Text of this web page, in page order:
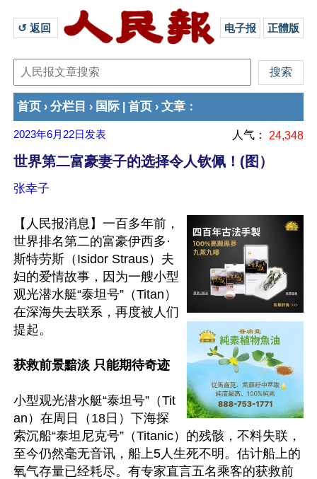
↺ 返回 电子报 正體版
首页 › 分栏目 › 国际 首页 › 文章 ：
2023年6月22日 发表 人气： 24,348
世界第二富豪妻子的选择令人钦佩！(图）
张幸子
【人民报消息】一百多年前，
世界排名第二的富豪伊西多·
斯特劳斯（Isidor Straus）夫
妇的爱情故事，因为一艘小型
观光潜水艇“泰坦号”（Titan）
在深海失去联系，再度被人们
提起。
获救前景黯淡 只能期待奇迹
小型观光潜水艇“泰坦号”（Tit
an）在周日（18日）下海探
索沉船“泰坦尼克号”（Titanic）的残骸，不料失联，
至今仍然毫无音讯，船上5人生死不明。估计船上的
氧气存量已经耗尽。有专家直言五名乘客的获救前